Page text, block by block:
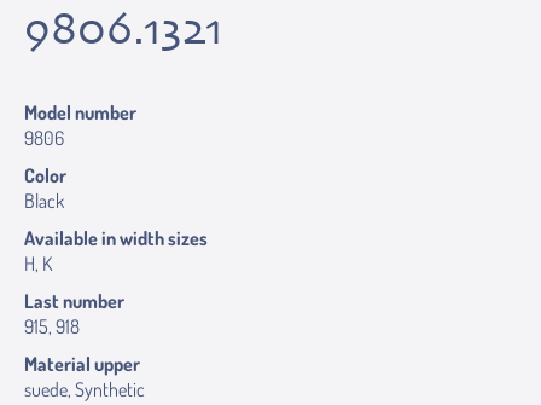
9806.1321
Model number
9806
Color
Black
Available in width sizes
H, K
Last number
915, 918
Material upper
suede, Synthetic